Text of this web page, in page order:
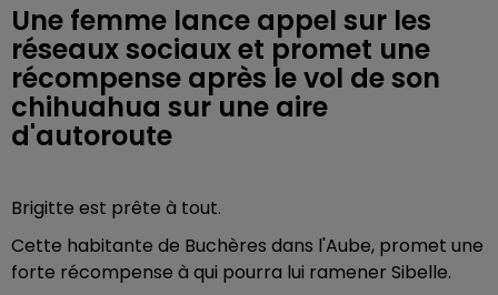
Une femme lance appel sur les
réseaux sociaux et promet une
récompense après le vol de son
chihuahua sur une aire
d'autoroute
Brigitte est prête à tout.
Cette habitante de Buchères dans l'Aube, promet une
forte récompense à qui pourra lui ramener Sibelle.